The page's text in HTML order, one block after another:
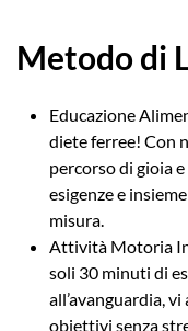
Metodo di
Educazione
diete ferree! Con
percorso di gioia
esigenze e
misura.
Attività Motoria
soli 30 minuti di
all’avanguardia,
obiettivi senza